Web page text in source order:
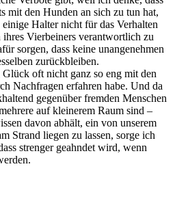
mit den Hunden an sich zu tun hat,
Halter nicht für das Verhalten
ihres Vierbeiners verantwortlich zu
sorgen, dass keine unangenehmen
zurückbleiben.
oft nicht ganz so eng mit den
Nachfragen erfahren habe. Und da
gegenüber fremden Menschen
auf kleinerem Raum sind –
davon abhält, ein von unserem
Strand liegen zu lassen, sorge ich
strenger geahndet wird, wenn